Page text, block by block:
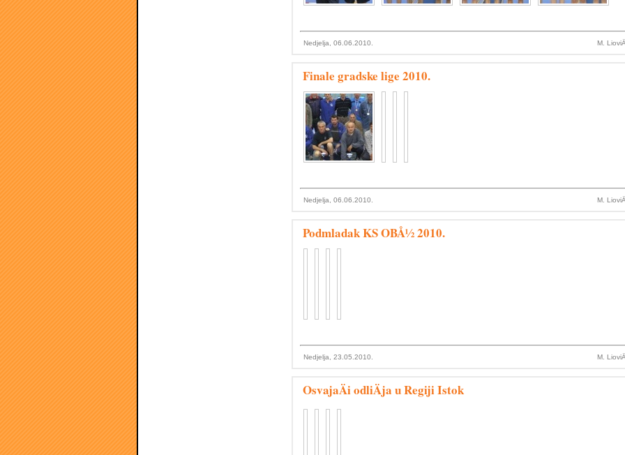
Nedjelja, 06.06.2010. M.
Finale gradske lige 2010.
Nedjelja, 06.06.2010. M.
Podmladak KS OBÅ½ 2010.
Nedjelja, 23.05.2010. M.
OsvajaÄi odliÄja u Regiji Istok